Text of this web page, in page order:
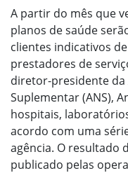
A partir do mês que
planos de saúde
clientes indicativos
prestadores de
diretor-presidente da
Suplementar (ANS),
hospitais,
acordo com uma
agência. O resultado
publicado pelas